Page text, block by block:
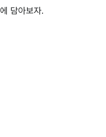
에 담아보자.